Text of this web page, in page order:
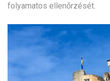
folyamatos ellenőrzését.